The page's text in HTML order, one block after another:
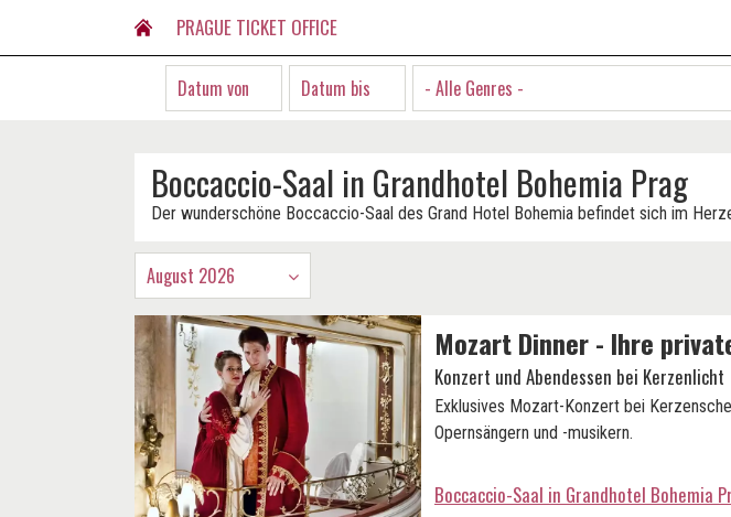
PRAGUE TICKET OFFICE
- Alle Genres -
Boccaccio-Saal in Grandhotel Bohemia Prag
Der wunderschöne Boccaccio-Saal des Grand Hotel Bohemia befindet sich im
August 2026
Mozart Dinner - Ihre
Konzert und Abendessen bei Kerzenlicht
Exklusives Mozart-Konzert bei
Opernsängern und -musikern.
Boccaccio-Saal in Grandhotel Bohemia